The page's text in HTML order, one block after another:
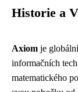
Historie a
Axiom je
informačních
matematického